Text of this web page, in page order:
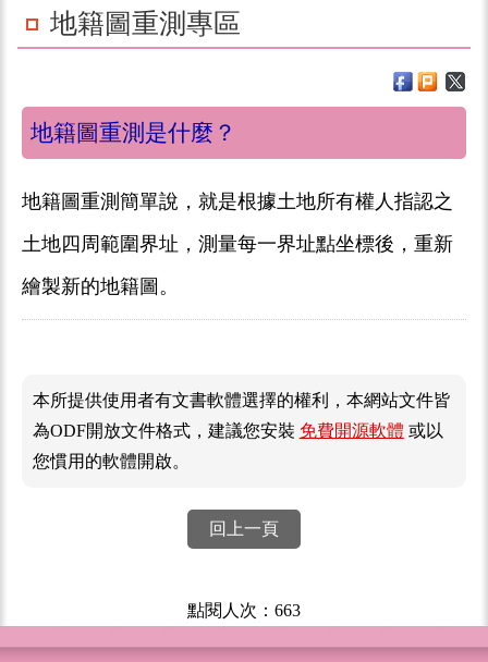
地籍圖重測專區
地籍圖重測是什麼？
地籍圖重測簡單說，就是根據土地所有權人指認之
土地四周範圍界址，測量每一界址點坐標後，重新
繪製新的地籍圖。
本所提供使用者有文書軟體選擇的權利，本網站文件皆
為ODF開放文件格式，建議您安裝 免費開源軟體 或以
您慣用的軟體開啟。
回上一頁
點閱人次：663